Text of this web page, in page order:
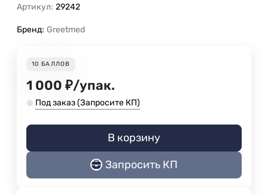
Артикул: 29242
Бренд: Greetmed
10 БАЛЛОВ
1 000 ₽/упак.
Под заказ (Запросите КП)
В корзину
Запросить КП